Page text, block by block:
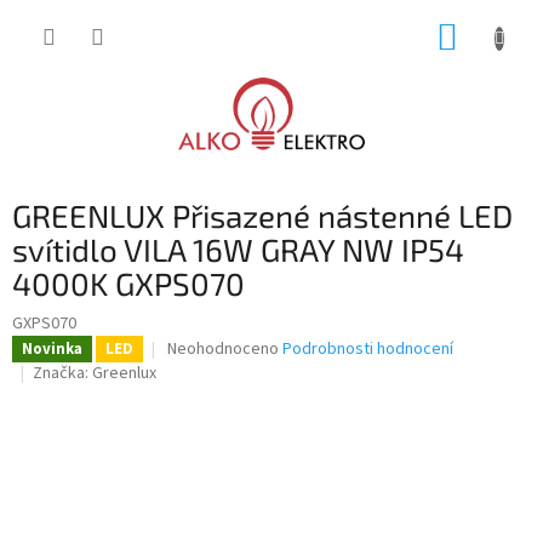
GREENLUX Přisazené nástenné LED
svítidlo VILA 16W GRAY NW IP54
4000K GXPS070
GXPS070
Novinka LED
Průměrné
Neohodnoceno Podrobnosti hodnocení
Značka: Greenlux